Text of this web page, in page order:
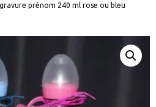
prénom 240 ml rose ou bleu